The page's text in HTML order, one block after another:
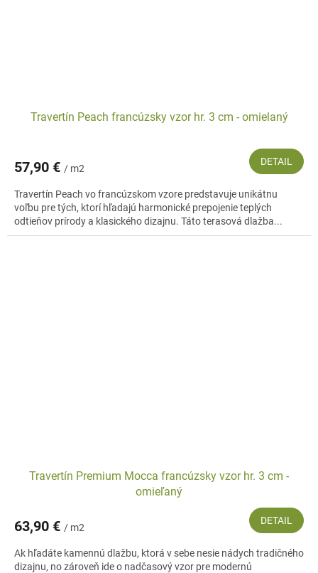
Travertín Peach francúzsky vzor hr. 3 cm - omielaný
57,90 € / m2
DETAIL
Travertín Peach vo francúzskom vzore predstavuje unikátnu
voľbu pre tých, ktorí hľadajú harmonické prepojenie teplých
odtieňov prírody a klasického dizajnu. Táto terasová dlažba...
Travertín Premium Mocca francúzsky vzor hr. 3 cm -
omieľaný
63,90 € / m2
DETAIL
Ak hľadáte kamennú dlažbu, ktorá v sebe nesie nádych tradičného
dizajnu, no zároveň ide o nadčasový vzor pre modernú